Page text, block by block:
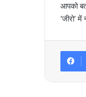
आपको
‘जीरो’